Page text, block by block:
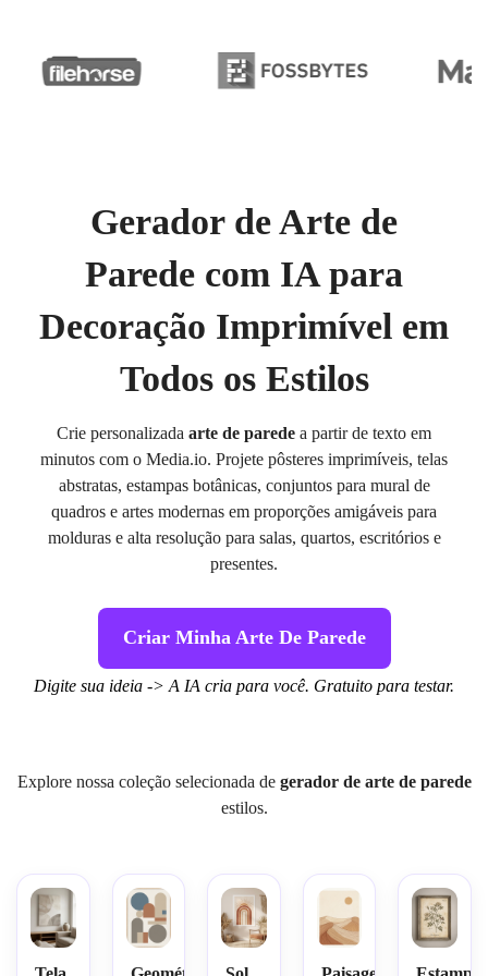
Gerador de Arte de
Parede com IA para
Decoração Imprimível em
Todos os Estilos
Crie personalizada arte de parede a partir de texto em
minutos com o Media.io. Projete pôsteres imprimíveis, telas
abstratas, estampas botânicas, conjuntos para mural de
quadros e artes modernas em proporções amigáveis para
molduras e alta resolução para salas, quartos, escritórios e
presentes.
Criar Minha Arte De Parede
Digite sua ideia -> A IA cria para você. Gratuito para testar.
Explore nossa coleção selecionada de gerador de arte de parede
estilos.